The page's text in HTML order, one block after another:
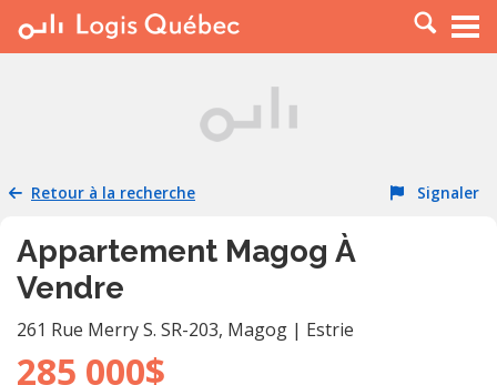
À LOUER
PLACER UNE ANNONCE
RESSOURCES
Retour à la recherche Signaler
Appartement Magog À
Vendre
261 Rue Merry S. SR-203, Magog | Estrie
285 000$